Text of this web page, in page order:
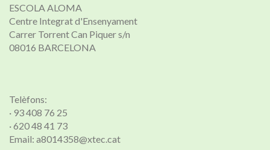
ESCOLA ALOMA
Centre Integrat d'Ensenyament
Carrer Torrent Can Piquer s/n
08016 BARCELONA
Telèfons:
· 93 408 76 25
· 620 48 41 73
Email: a8014358@xtec.cat